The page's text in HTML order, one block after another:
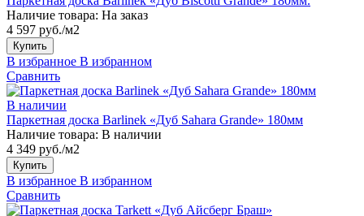
Наличие товара: На заказ
4 597 руб./м2
Купить
В избранное В избранном
Сравнить
В наличии
Паркетная доска Barlinek «Дуб Sahara Grande» 180мм
Наличие товара: В наличии
4 349 руб./м2
Купить
В избранное В избранном
Сравнить